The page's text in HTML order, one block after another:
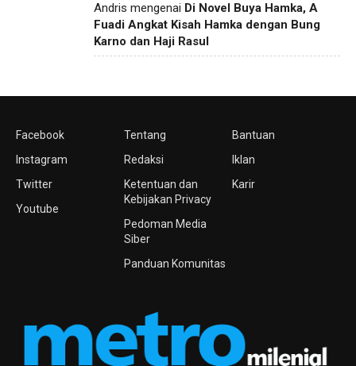
Andris mengenai Di Novel Buya Hamka, A
Fuadi Angkat Kisah Hamka dengan Bung
Karno dan Haji Rasul
Facebook
Instagram
Twitter
Youtube
Tentang
Redaksi
Ketentuan dan
Kebijakan Privacy
Pedoman Media
Siber
Panduan Komunitas
Bantuan
Iklan
Karir